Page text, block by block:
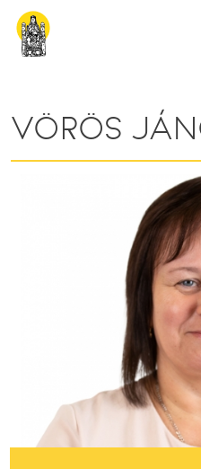
Ugrás a tartalomra
VÖRÖS